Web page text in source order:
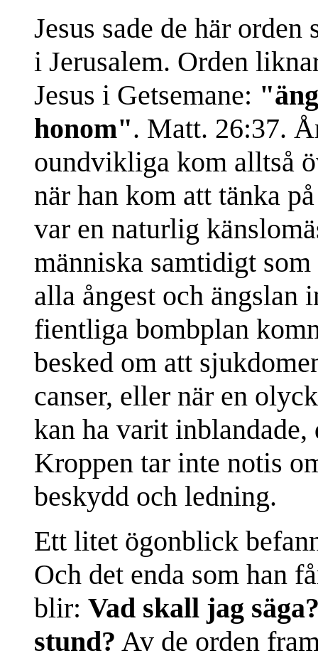
Jesus sade de här
i Jerusalem. Orden
Jesus i Getsemane:
honom". Matt. 26:37.
oundvikliga kom alltså
när han kom att tänka
var en naturlig
människa samtidigt
alla ångest och ängslan
fientliga bombplan
besked om att
canser, eller när en
kan ha varit
Kroppen tar inte notis
beskydd och ledning.
Ett litet ögonblick
Och det enda som han
blir: Vad skall jag
stund? Av de orden